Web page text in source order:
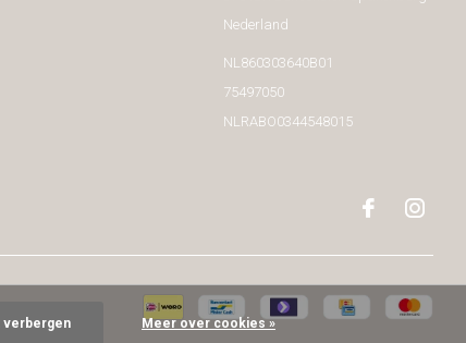
Nederland
NL860303640B01
75497050
NLRABO0344548015
verbergen Meer over cookies »